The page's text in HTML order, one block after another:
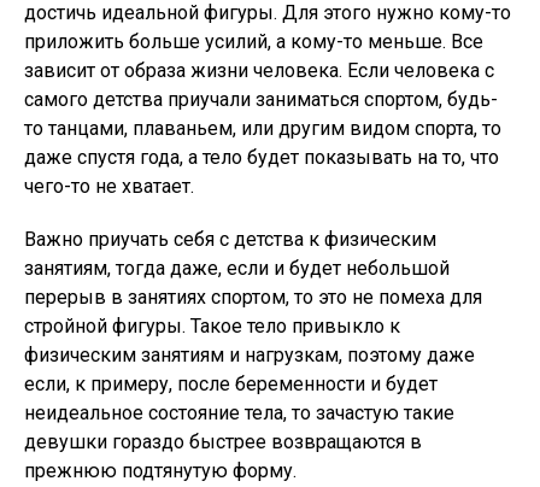
достичь идеальной фигуры. Для этого нужно кому-то
приложить больше усилий, а кому-то меньше. Все
зависит от образа жизни человека. Если человека с
самого детства приучали заниматься спортом, будь-
то танцами, плаваньем, или другим видом спорта, то
даже спустя года, а тело будет показывать на то, что
чего-то не хватает.
Важно приучать себя с детства к физическим
занятиям, тогда даже, если и будет небольшой
перерыв в занятиях спортом, то это не помеха для
стройной фигуры. Такое тело привыкло к
физическим занятиям и нагрузкам, поэтому даже
если, к примеру, после беременности и будет
неидеальное состояние тела, то зачастую такие
девушки гораздо быстрее возвращаются в
прежнюю подтянутую форму.